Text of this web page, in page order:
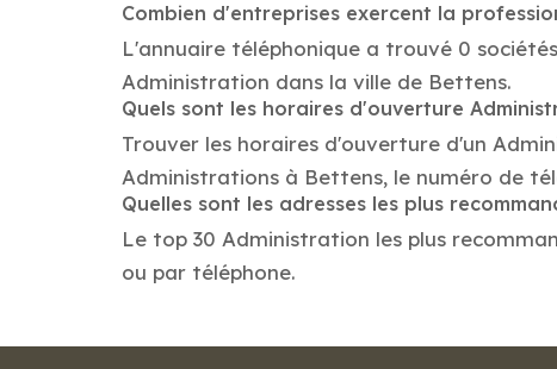
Combien d'entreprises exercent la
L'annuaire téléphonique a trouvé 0
Administration dans la ville de Bettens.
Quels sont les horaires d'ouverture
Trouver les horaires d'ouverture d'un
Administrations à Bettens, le numéro de
Quelles sont les adresses les plus
Le top 30 Administration les plus
ou par téléphone.